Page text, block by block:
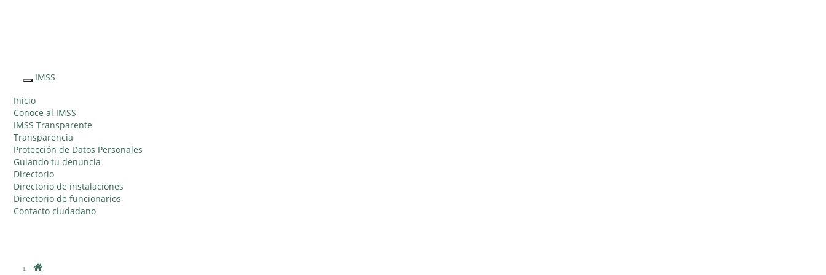
el IMSS al
Ciudadano"
Interruptor
Navegación
IMSS
Inicio
Conoce al IMSS
IMSS Transparente
Transparencia
Protección de Datos Personales
Guiando tu denuncia
Directorio
Directorio de instalaciones
Directorio de funcionarios
Contacto ciudadano